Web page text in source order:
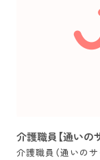
介護職員【通いの
介護職員（通いの